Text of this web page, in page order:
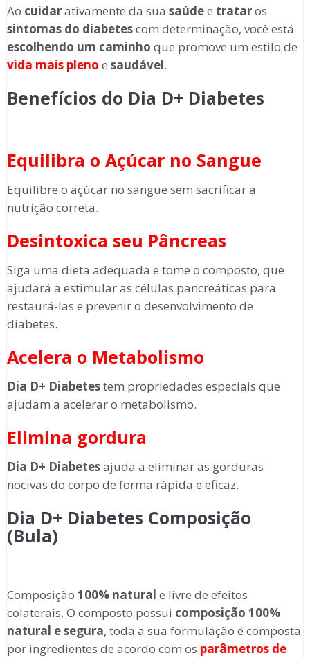
Ao cuidarativamente da sua saúdee trataros
sintomas do diabetescom determinação, você está
escolhendo um caminho que promove um estilo de
vida mais pleno e saudável.
Benefícios do Dia D+ Diabetes
Equilibra o Açúcar no Sangue
Equilibre o açúcar no sangue sem sacrificar a
nutrição correta.
Desintoxica seu Pâncreas
Siga uma dieta adequada e tome o composto, que
ajudará a estimular as células pancreáticas para
restaurá-las e prevenir o desenvolvimento de
diabetes.
Acelera o Metabolismo
Dia D+ Diabetestem propriedades especiais que
ajudam a acelerar o metabolismo.
Elimina gordura
Dia D+ Diabetesajuda a eliminar as gorduras
nocivas do corpo de forma rápida e eficaz.
Dia D+ Diabetes Composição
(Bula)
Composição 100% natural e livre de efeitos
colaterais. O composto possui composição 100%
natural e segura, toda a sua formulação é composta
por ingredientes de acordo com os parâmetros de